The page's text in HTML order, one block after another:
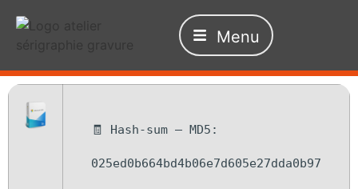
Menu
🧾 Hash-sum — MD5:
025ed0b664bd4b06e7d605e27dda0b97